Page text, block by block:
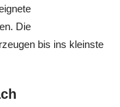
Die
bis ins kleinste